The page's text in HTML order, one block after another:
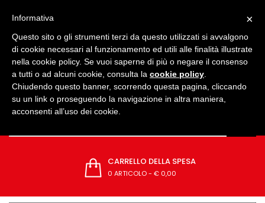
CARRELLO DELLA SPESA
0 ARTICOLO- € 0,00
×
Informativa
Questo sito o gli strumenti terzi da questo utilizzati si avvalgono
di cookie necessari al funzionamento ed utili alle finalità illustrate
nella cookie policy. Se vuoi saperne di più o negare il consenso
a tutti o ad alcuni cookie, consulta la cookie policy
Chiudendo questo banner, scorrendo questa pagina, cliccando
su un link o proseguendo la navigazione in altra maniera,
acconsenti all’uso dei cookie.